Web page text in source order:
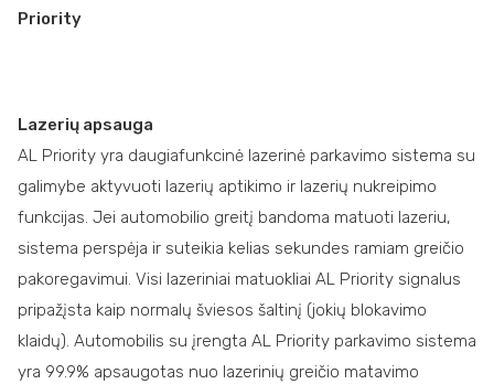
Priority
Lazerių apsauga
AL Priority yra daugiafunkcinė lazerinė parkavimo sistema su
galimybe aktyvuoti lazerių aptikimo ir lazerių nukreipimo
funkcijas. Jei automobilio greitį bandoma matuoti lazeriu,
sistema perspėja ir suteikia kelias sekundes ramiam greičio
pakoregavimui. Visi lazeriniai matuokliai AL Priority signalus
pripažįsta kaip normalų šviesos šaltinį (jokių blokavimo
klaidų). Automobilis su įrengta AL Priority parkavimo sistema
yra 99.9% apsaugotas nuo lazerinių greičio matavimo